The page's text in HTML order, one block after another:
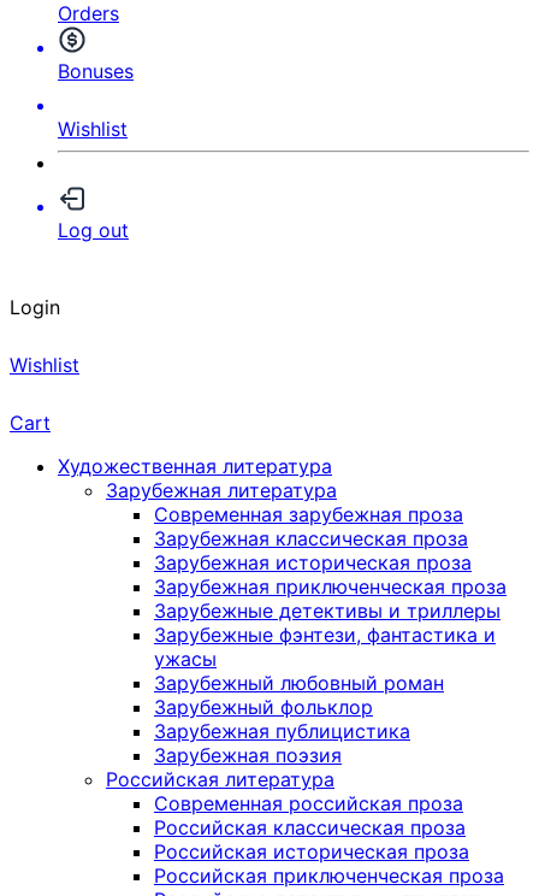
Orders
Bonuses
Wishlist
Log out
Login
Wishlist
Cart
Художественная литература
Зарубежная литература
Современная зарубежная проза
Зарубежная классическая проза
Зарубежная историческая проза
Зарубежная приключенческая проза
Зарубежные детективы и триллеры
Зарубежные фэнтези, фантастика и
ужасы
Зарубежный любовный роман
Зарубежный фольклор
Зарубежная публицистика
Зарубежная поэзия
Российская литература
Современная российская проза
Российская классическая проза
Российская историческая проза
Российская приключенческая проза